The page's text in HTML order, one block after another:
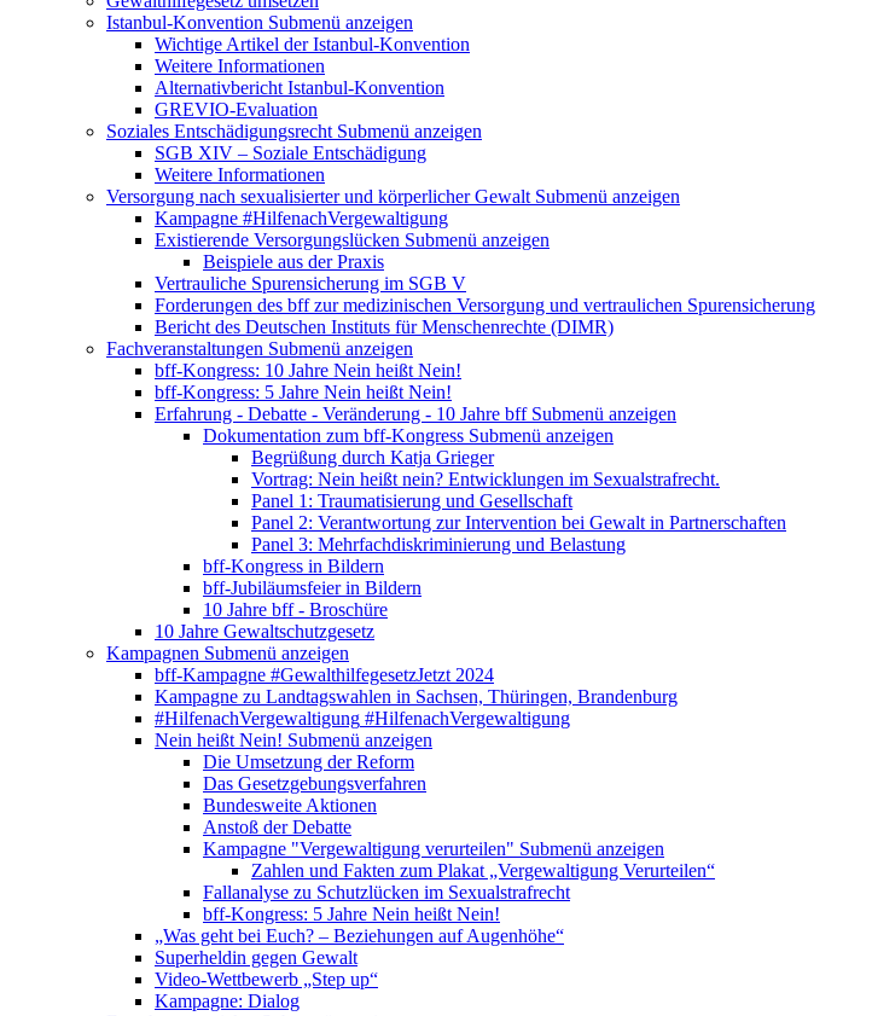
Istanbul-Konvention Submenü anzeigen
Wichtige Artikel der Istanbul-Konvention
Weitere Informationen
Alternativbericht Istanbul-Konvention
GREVIO-Evaluation
Soziales Entschädigungsrecht Submenü anzeigen
SGB XIV – Soziale Entschädigung
Weitere Informationen
Versorgung nach sexualisierter und körperlicher Gewalt Submenü anzeigen
Kampagne #HilfenachVergewaltigung
Existierende Versorgungslücken Submenü anzeigen
Beispiele aus der Praxis
Vertrauliche Spurensicherung im SGB V
Forderungen des bff zur medizinischen Versorgung und vertraulichen Spurensicherung
Bericht des Deutschen Instituts für Menschenrechte (DIMR)
Fachveranstaltungen Submenü anzeigen
bff-Kongress: 10 Jahre Nein heißt Nein!
bff-Kongress: 5 Jahre Nein heißt Nein!
Erfahrung - Debatte - Veränderung - 10 Jahre bff Submenü anzeigen
Dokumentation zum bff-Kongress Submenü anzeigen
Begrüßung durch Katja Grieger
Vortrag: Nein heißt nein? Entwicklungen im Sexualstrafrecht.
Panel 1: Traumatisierung und Gesellschaft
Panel 2: Verantwortung zur Intervention bei Gewalt in Partnerschaften
Panel 3: Mehrfachdiskriminierung und Belastung
bff-Kongress in Bildern
bff-Jubiläumsfeier in Bildern
10 Jahre bff - Broschüre
10 Jahre Gewaltschutzgesetz
Kampagnen Submenü anzeigen
bff-Kampagne #GewalthilfegesetzJetzt 2024
Kampagne zu Landtagswahlen in Sachsen, Thüringen, Brandenburg
#HilfenachVergewaltigung #HilfenachVergewaltigung
Nein heißt Nein! Submenü anzeigen
Die Umsetzung der Reform
Das Gesetzgebungsverfahren
Bundesweite Aktionen
Anstoß der Debatte
Kampagne "Vergewaltigung verurteilen" Submenü anzeigen
Zahlen und Fakten zum Plakat „Vergewaltigung Verurteilen“
Fallanalyse zu Schutzlücken im Sexualstrafrecht
bff-Kongress: 5 Jahre Nein heißt Nein!
„Was geht bei Euch? – Beziehungen auf Augenhöhe“
Superheldin gegen Gewalt
Video-Wettbewerb „Step up“
Kampagne: Dialog